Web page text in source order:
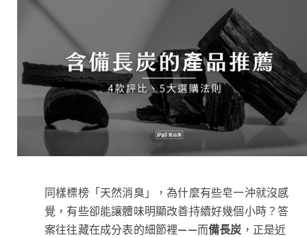
同樣標榜「天然消臭」，為什麼有些皂一沖就沒感
覺，有些卻能讓體味明顯改善持續好幾個小時？答
案往往藏在成分表的細節裡——而備長炭 ，正是近